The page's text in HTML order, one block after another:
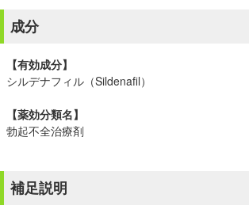
成分
【有効成分】
シルデナフィル（Sildenafil）
【薬効分類名】
勃起不全治療剤
補足説明